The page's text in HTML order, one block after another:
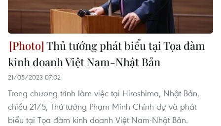
Thủ tướng phát biểu tại Tọa đàm
kinh doanh Việt Nam-Nhật Bản
21/05/2023 07:02
Trong chương trình làm việc tại Hiroshima, Nhật Bản,
chiều 21/5, Thủ tướng Phạm Minh Chính dự và phát
biểu tại Tọa đàm kinh doanh Việt Nam-Nhật Bản.